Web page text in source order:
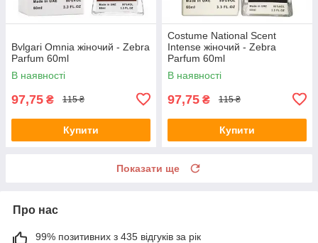
Bvlgari Omnia жіночий - Zebra
Parfum 60ml
В наявності
97,75 ₴ 115 ₴
Купити
Costume National Scent
Intense жіночий - Zebra
Parfum 60ml
В наявності
97,75 ₴ 115 ₴
Купити
Показати ще
Про нас
99% позитивних з 435 відгуків за рік